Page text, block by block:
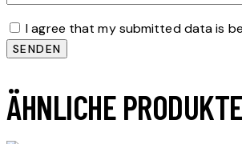
I agree that my submitted data is
ÄHNLICHE PRODUKTE